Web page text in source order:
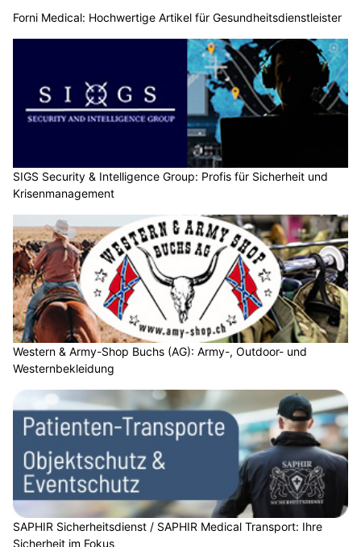
Forni Medical: Hochwertige Artikel für Gesundheitsdienstleister
SIGS Security & Intelligence Group: Profis für Sicherheit und
Krisenmanagement
Western & Army-Shop Buchs (AG): Army-, Outdoor- und
Westernbekleidung
SAPHIR Sicherheitsdienst / SAPHIR Medical Transport: Ihre
Sicherheit im Fokus